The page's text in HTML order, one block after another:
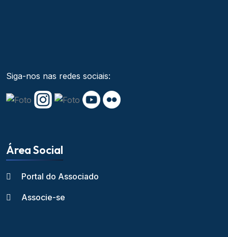
Siga-nos nas redes sociais:
Área Social
Portal do Associado
Associe-se